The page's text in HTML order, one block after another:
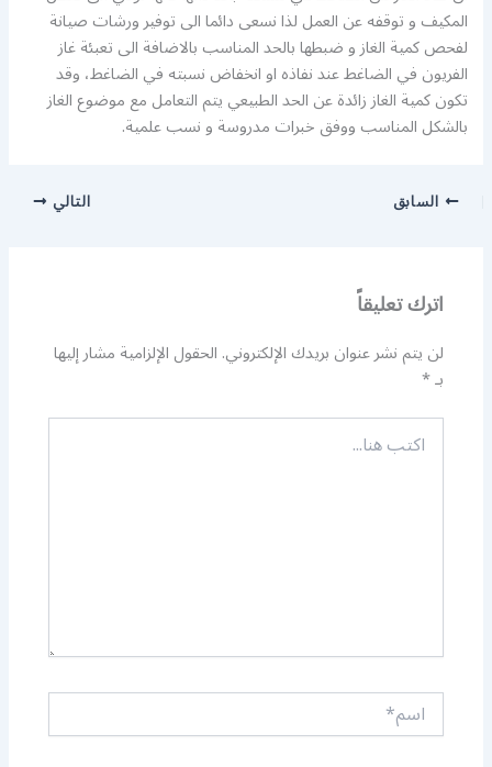
المكيف و توقفه عن العمل لذا نسعى دائما الى توفير ورشات صيانة
لفحص كمية الغاز و ضبطها بالحد المناسب بالاضافة الى تعبئة غاز
الفريون في الضاغط عند نفاذه او انخفاض نسبته في الضاغط، وقد
تكون كمية الغاز زائدة عن الحد الطبيعي يتم التعامل مع موضوع الغاز
بالشكل المناسب ووفق خبرات مدروسة و نسب علمية.
السابق التالي
اترك تعليقاً
لن يتم نشر عنوان بريدك الإلكتروني.الحقول الإلزامية مشار إليها
بـ*
اكتب
هنا...
اسم*